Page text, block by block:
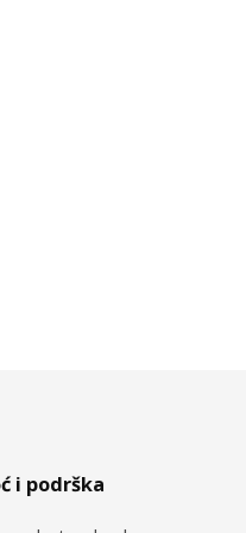
i podrška